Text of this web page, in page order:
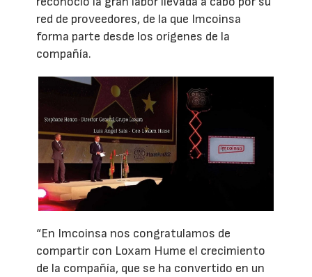
red de proveedores, de la que Imcoinsa
forma parte desde los orígenes de la
compañía.
“En Imcoinsa nos congratulamos de
compartir con Loxam Hume el crecimiento
de la compañía, que se ha convertido en un